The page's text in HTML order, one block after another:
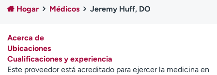
Atención a medios de
comunicación
Contáctenos Noticias e historias
Hogar Médicos Jeremy Huff, DO
Acerca de
Ubicaciones
Cualificaciones y experiencia
Este proveedor está acreditado para ejercer la medicina en